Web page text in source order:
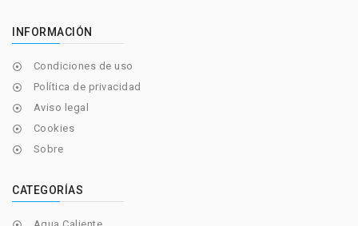
INFORMACIÓN
 Condiciones de uso
 Política de privacidad
 Aviso legal
 Cookies
 Sobre
CATEGORÍAS